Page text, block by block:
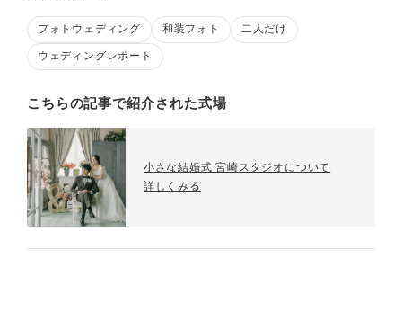
フォトウェディング 和装フォト 二人だけ
ウェディングレポート
こちらの記事で紹介された式場
小さな結婚式 宮崎スタジオについて
詳しくみる